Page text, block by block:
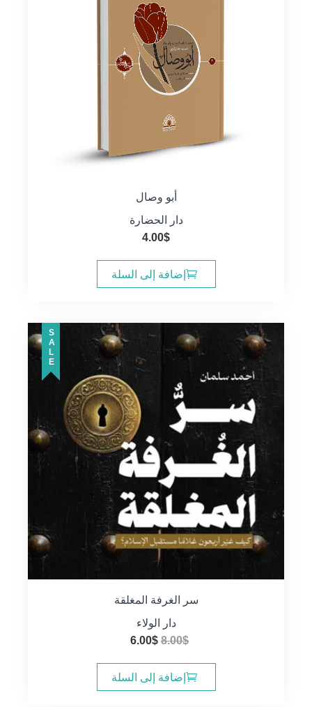
أبو وصال
دار الحضارة
4.00$
إضافة إلى السلة
SALE
سر الغرفة المغلقة
دار الولاء
8.00$
السعر
هو:
8.00$.
6.00$
هو:
6.00$.
إضافة إلى السلة